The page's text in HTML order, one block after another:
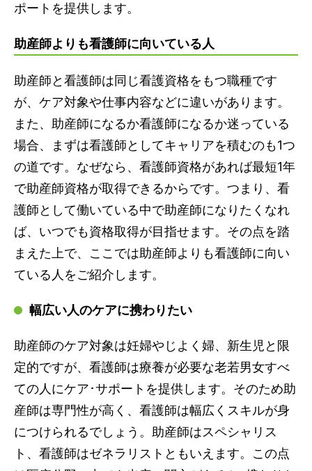
ポートを提供します。
助産師よりも看護師に向いている人
助産師と看護師は同じ看護資格をもつ職種です
が、ケア対象や仕事内容などに違いがあります。
また、助産師になるか看護師になるか迷っている
場合、まずは看護師としてキャリアを積むのも1つ
の道です。なぜなら、看護師資格があれば最短1年
で助産師資格が取得できるからです。つまり、看
護師として働いている中で助産師になりたくなれ
ば、いつでも資格取得が目指せます。その点を踏
まえた上で、ここでは助産師よりも看護師に向い
ている人をご紹介します。
幅広い人のケアに携わりたい
助産師のケア対象は妊婦やじよく婦、新生児と限
定的ですが、看護師は療養が必要な老若男女すべ
ての人にケア･サポートを提供します。そのため助
産師は専門性が高く、看護師は幅広くスキルが身
につけられるでしょう。助産師はスペシャリス
ト、看護師はゼネラリストともいえます。この点